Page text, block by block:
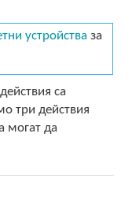
устройства за
са
три действия
могат да